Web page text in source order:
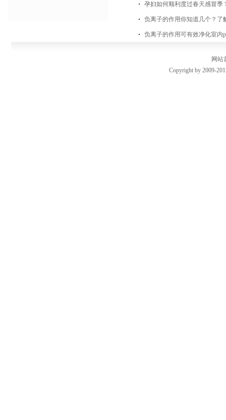
孕妇如何顺利度过春天感冒季
负离子的作用你知道几个？了
负离子的作用可有效净化室内
网站
Copyright by 2009-